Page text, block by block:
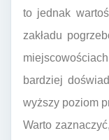
to jednak
zakładu
bardziej
wyższy poziom
Warto